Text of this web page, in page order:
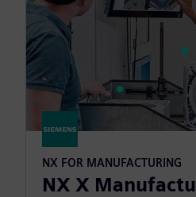
NX FOR MANUFACTURING
NX X